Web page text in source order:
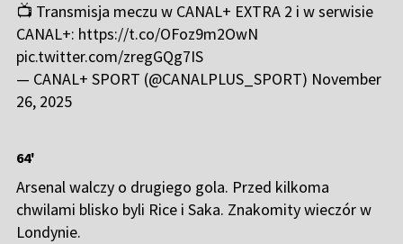
📺 Transmisja meczu w CANAL+ EXTRA 2 i w serwisie
CANAL+: https://t.co/OFoz9m2OwN
pic.twitter.com/zregGQg7IS
— CANAL+ SPORT (@CANALPLUS_SPORT) November
26, 2025
64'
Arsenal walczy o drugiego gola. Przed kilkoma
chwilami blisko byli Rice i Saka. Znakomity wieczór w
Londynie.